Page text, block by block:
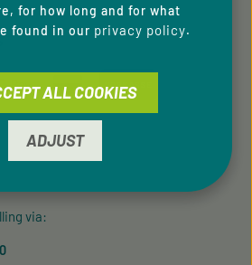
via:
for how long and for what
found in our privacy policy.
ADJUST
ALL COOKIES